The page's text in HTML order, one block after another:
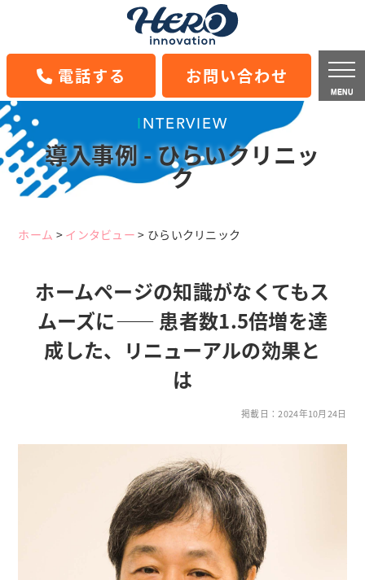
電話する お問い合わせ
MENU
INTERVIEW
導入事例 - ひらいクリニッ
ク
ホーム > インタビュー > ひらいクリニック
ホームページの知識がなくてもス
ムーズに―― 患者数1.5倍増を達
成した、リニューアルの効果と
は
掲載日：2024年10月24日